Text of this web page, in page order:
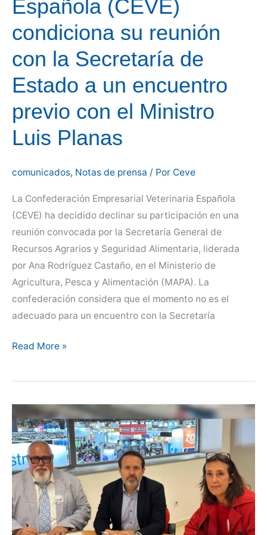
Española (CEVE)
condiciona su reunión
con la Secretaría de
Estado a un encuentro
previo con el Ministro
Luis Planas
comunicados, Notas de prensa / Por Ceve
La Confederación Empresarial Veterinaria Española
(CEVE) ha decidido declinar su participación en una
reunión convocada por la Secretaría General de
Recursos Agrarios y Seguridad Alimentaria, liderada
por Ana Rodríguez Castaño, en el Ministerio de
Agricultura, Pesca y Alimentación (MAPA). La
confederación considera que el momento no es el
adecuado para un encuentro con la Secretaría
La
Empresarial
Española
(CEVE)
condiciona
su
reunión
con
la
Secretaría
Read More »